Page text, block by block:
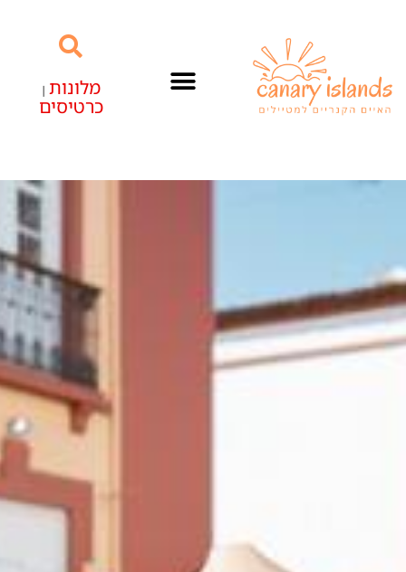
מלונות|
כרטיסים